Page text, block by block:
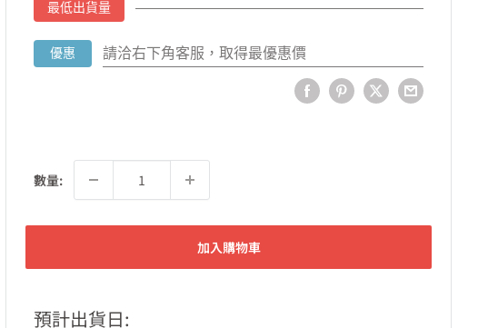
最低出貨量
優惠 請洽右下角客服，取得最優惠價
數量:
加入購物車
預計出貨日: